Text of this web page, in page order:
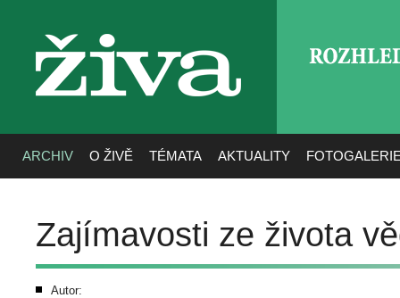
živa
ARCHIV O ŽIVĚ TÉMATA AKTUALITY
Zajímavosti ze života
Autor: